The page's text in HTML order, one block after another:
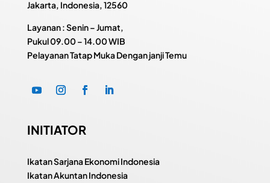
Jakarta, Indonesia, 12560
Layanan : Senin – Jumat,
Pukul09.00 – 14.00 WIB
Pelayanan Tatap Muka Dengan janji Temu
INITIATOR
Ikatan Sarjana Ekonomi Indonesia
Ikatan Akuntan Indonesia